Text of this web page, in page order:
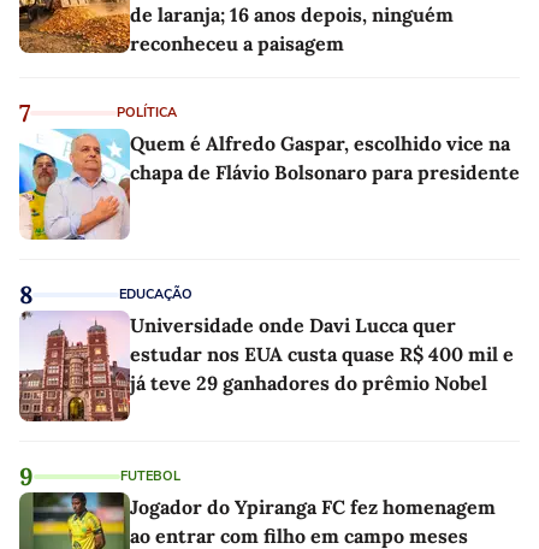
de laranja; 16 anos depois, ninguém
reconheceu a paisagem
7 POLÍTICA
Quem é Alfredo Gaspar, escolhido vice na
chapa de Flávio Bolsonaro para presidente
8 EDUCAÇÃO
Universidade onde Davi Lucca quer
estudar nos EUA custa quase R$ 400 mil e
já teve 29 ganhadores do prêmio Nobel
9 FUTEBOL
Jogador do Ypiranga FC fez homenagem
ao entrar com filho em campo meses